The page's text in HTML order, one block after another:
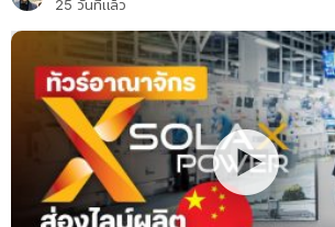
25 วันที่แล้ว